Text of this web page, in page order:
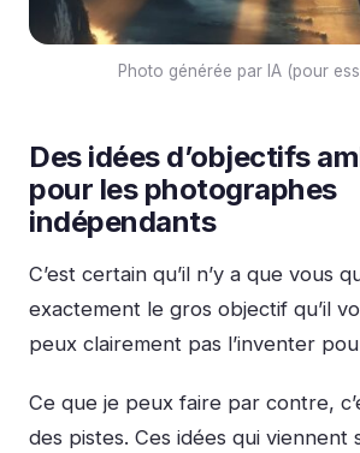
Photo générée par IA (pour
Des idées d’objectifs
pour les photographes
indépendants
C’est certain qu’il n’y a que vous
exactement le gros objectif qu’il
peux clairement pas l’inventer
Ce que je peux faire par contre,
des pistes. Ces idées qui viennent